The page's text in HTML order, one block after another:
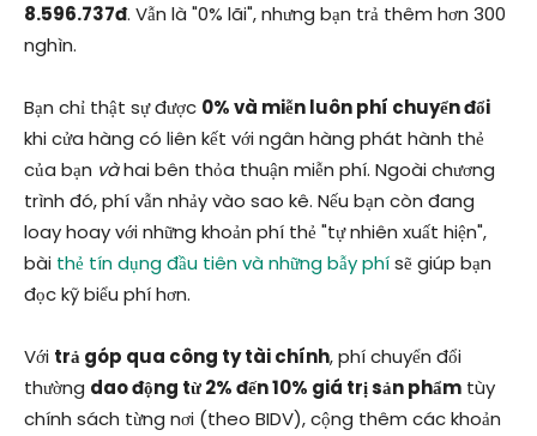
8.596.737đ. Vẫn là "0% lãi", nhưng bạn trả thêm hơn 300
nghìn.
Bạn chỉ thật sự được 0% và miễn luôn phí chuyển đổi
khi cửa hàng có liên kết với ngân hàng phát hành thẻ
của bạn vàhai bên thỏa thuận miễn phí. Ngoài chương
trình đó, phí vẫn nhảy vào sao kê. Nếu bạn còn đang
loay hoay với những khoản phí thẻ "tự nhiên xuất hiện",
bài thẻ tín dụng đầu tiên và những bẫy phísẽ giúp bạn
đọc kỹ biểu phí hơn.
Với trả góp qua công ty tài chính, phí chuyển đổi
thường dao động từ 2% đến 10% giá trị sản phẩm tùy
chính sách từng nơi (theo BIDV), cộng thêm các khoản